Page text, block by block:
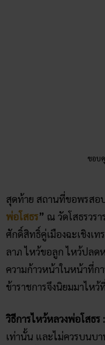
ลาภ ไหว้ขอลูก ไหว้ปลด
ข้าราชการจึงนิยมมาไห
วิธีการไหว้หลวงพ่อโสธร
เท่านั้น และไม่ควรบนบ
ไหว้ดังนี้…
พวงมาลัย 9 พวง
ไข่ต้ม 99 ใบ